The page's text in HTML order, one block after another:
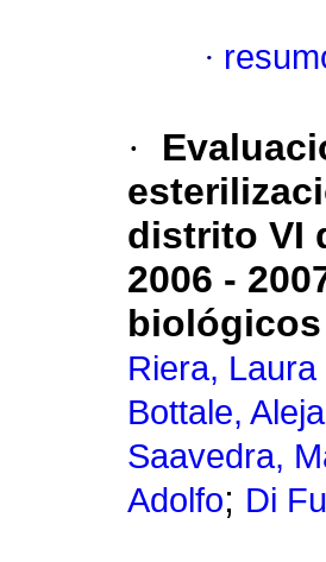
·
·
distrito VI
2006 -
biológicos
Riera,
Bottale,
Saavedra,
Adolfo; Di